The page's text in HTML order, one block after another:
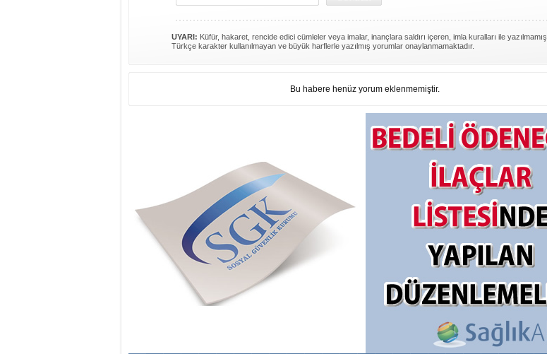
UYARI: Küfür, hakaret, rencide edici cümleler veya imalar, inançlara saldırı içeren, imla kuralları ile yazılmamış,
Türkçe karakter kullanılmayan ve büyük harflerle yazılmış yorumlar onaylanmamaktadır.
Bu habere henüz yorum eklenmemiştir.